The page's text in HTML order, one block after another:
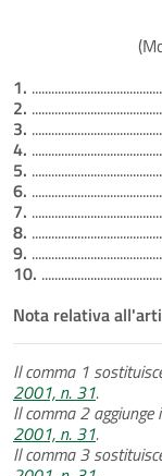
1.
2.
3.
4.
5.
6.
7.
8.
9.
10.
Nota relativa
Il comma 1
2001, n. 31.
Il comma 2
2001, n. 31.
Il comma 3